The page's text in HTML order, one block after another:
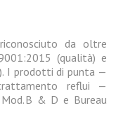
da oltre
(qualità) e
I prodotti di punta —
reflui —
B & D e Bureau